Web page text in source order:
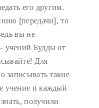
его другим.
[передачи], то
вы не
учений Будды от
Для
записывать такие
учение и каждый
получили